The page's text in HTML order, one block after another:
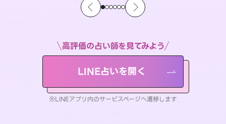
高評価の占い師を見てみよう
LINE占いを開く
※LINEアプリ内のサービスページへ遷移します